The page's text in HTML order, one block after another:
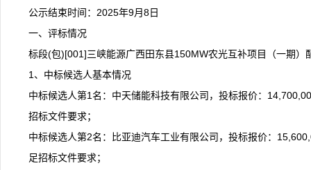
公示结束时间：2025年9月8日
一、评标情况
标段(包)[001]三峡能源广西田东县150MW农光互补项目（一期）
1、中标候选人基本情况
中标候选人第1名：中天储能科技有限公司，投标报价：
招标文件要求；
中标候选人第2名：比亚迪汽车工业有限公司，投标报价：
足招标文件要求；